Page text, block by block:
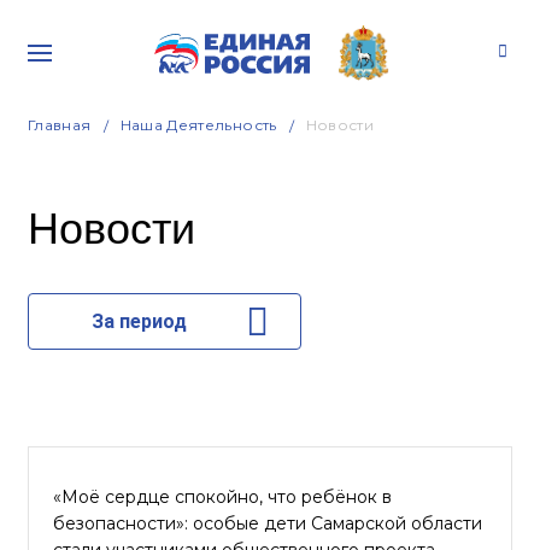
Главная Наша Деятельность Новости
Новости
За период
«Моё сердце спокойно, что ребёнок в
безопасности»: особые дети Самарской области